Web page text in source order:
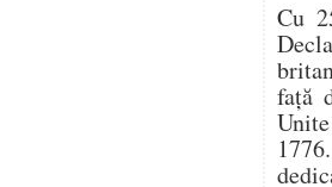
Cu
față